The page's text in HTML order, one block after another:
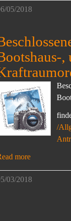
05/2018
,
/
more
03/2018